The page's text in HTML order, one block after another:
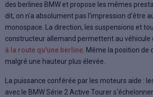
des berlines BMW et propose les mêmes
dit, on n'a absolument pas l'impression d'être
monospace. La direction, les suspensions et
constructeur allemand permettent au véhicule
à la route qu'une berline . Même la position
malgré une hauteur plus élevée.
La puissance conférée par les moteurs aide :
avec le BMW Série 2 Active Tourer